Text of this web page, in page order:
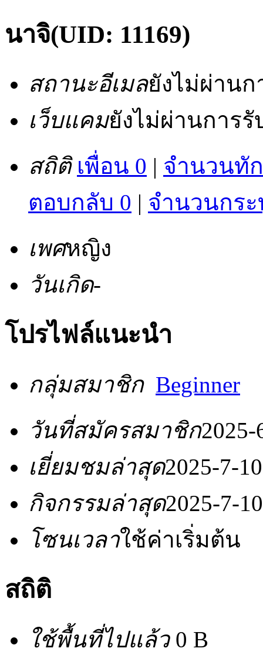
นาจิ(UID: 11169)
สถานะอีเมลยังไม่ผ่านก
เว็บแคมยังไม่ผ่านการรั
สถิติ เพื่อน 0 | จำนวนทั
ตอบกลับ 0 | จำนวนกระ
เพศหญิง
วันเกิด-
โปรไฟล์แนะนำ
กลุ่มสมาชิก Beginner
วันที่สมัครสมาชิก2025-
เยี่ยมชมล่าสุด2025-7-
กิจกรรมล่าสุด2025-7-
โซนเวลาใช้ค่าเริ่มต้น
สถิติ
ใช้พื้นที่ไปแล้ว0 B